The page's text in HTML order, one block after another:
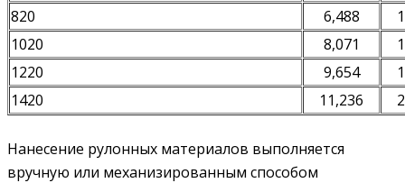
820
6,488
1020
8,071
1220
9,654
1420
11,236
Нанесение рулонных материалов выполняется
вручную или механизированным способом